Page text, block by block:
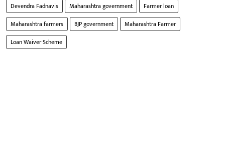
Devendra Fadnavis Maharashtra government
Farmer loan
Maharashtra farmers
BJP government
Maharashtra Farmer
Loan Waiver Scheme